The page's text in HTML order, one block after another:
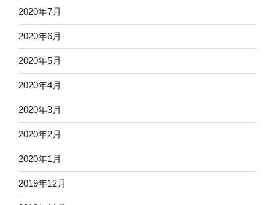
2020年7月
2020年6月
2020年5月
2020年4月
2020年3月
2020年2月
2020年1月
2019年12月